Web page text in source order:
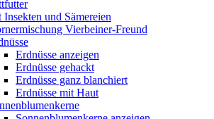
Insekten und Sämereien
Vierbeiner-Freund
Erdnüsse anzeigen
Erdnüsse gehackt
Erdnüsse ganz blanchiert
Erdnüsse mit Haut